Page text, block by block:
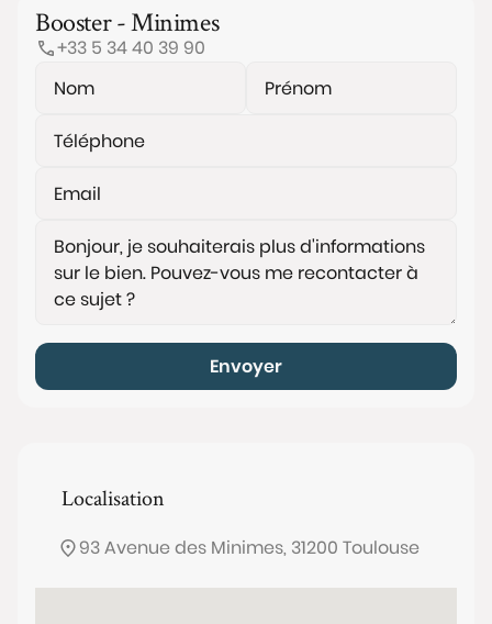
Booster - Minimes
+33 5 34 40 39 90
Envoyer
Localisation
93 Avenue des Minimes, 31200 Toulouse